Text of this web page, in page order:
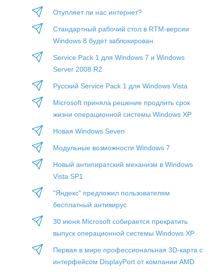
Отупляет ли нас интернет?
Стандартный рабочий стол в RTM-версии
Windows 8 будет заблокирован
Service Pack 1 для Windows 7 и Windows
Server 2008 R2
Русский Service Pack 1 для Windows Vista
Microsoft приняла решение продлить срок
жизни операционной системы Windows ХР
Новая Windows Seven
Модульные возможности Windows 7
Новый антипиратский механизм в Windows
Vista SP1
"Яндекс" предложил пользователям
бесплатный антивирус
30 июня Microsoft собирается прекратить
выпуск операционной системы Windows XP
Первая в мире профессиональная 3D-карта с
интерфейсом DisplayPort от компании AMD